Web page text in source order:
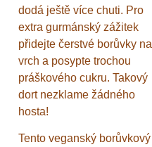
dodá ještě více chuti. Pro
extra gurmánský zážitek
přidejte čerstvé borůvky na
vrch a posypte trochou
práškového cukru. Takový
dort nezklame žádného
hosta!
Tento veganský borůvkový